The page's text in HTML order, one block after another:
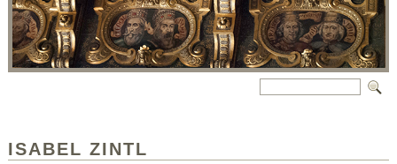
ISABEL ZINTL